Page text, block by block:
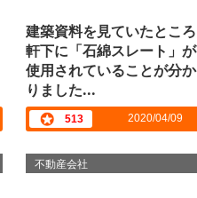
建築資料を見ていたところ
軒下に「石綿スレート」が
使用されていることが分か
りました...
513 2020/04/09
不動産会社